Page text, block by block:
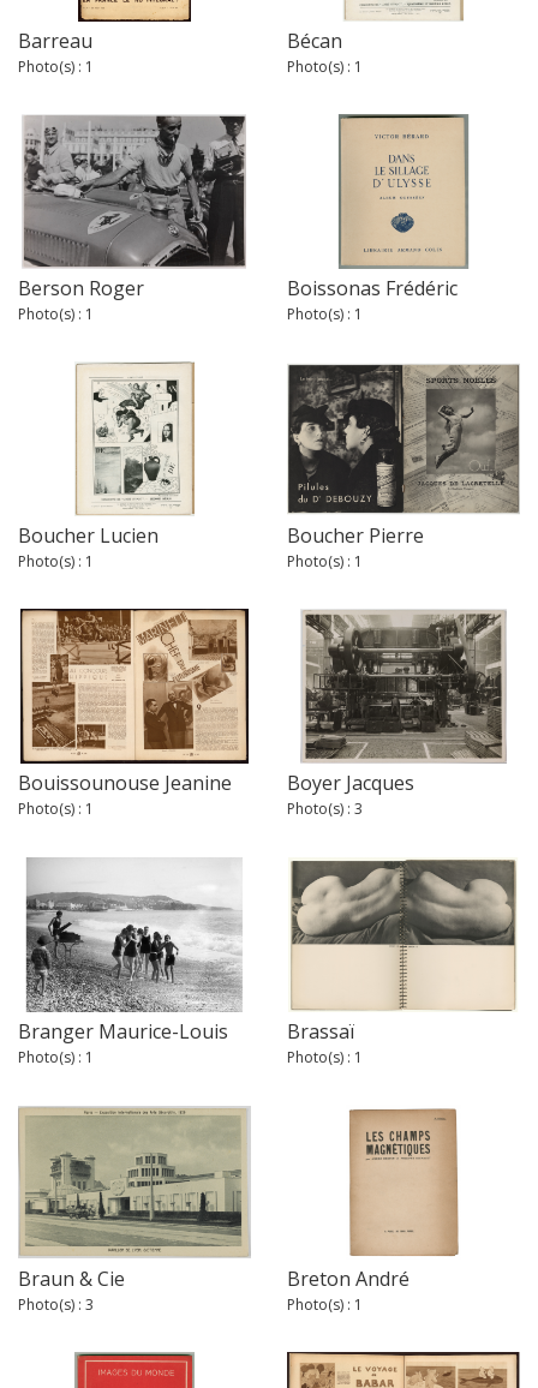
Barreau
Photo(s) : 1
Bécan
Photo(s) : 1
Berson Roger
Photo(s) : 1
Boissonas Frédéric
Photo(s) : 1
Boucher Lucien
Photo(s) : 1
Boucher Pierre
Photo(s) : 1
Bouissounouse Jeanine
Photo(s) : 1
Boyer Jacques
Photo(s) : 3
Branger Maurice-Louis
Photo(s) : 1
Brassaï
Photo(s) : 1
Braun & Cie
Photo(s) : 3
Breton André
Photo(s) : 1